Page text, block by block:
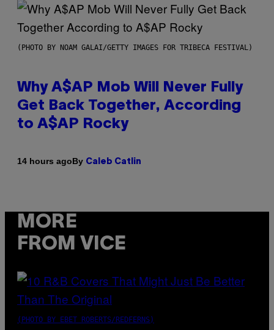
(PHOTO BY NOAM GALAI/GETTY IMAGES FOR TRIBECA FESTIVAL)
Why A$AP Mob Will Never Fully
Get Back Together, According
to A$AP Rocky
14 hours agoBy Caleb Catlin
MORE
FROM VICE
(PHOTO BY EBET ROBERTS/REDFERNS)